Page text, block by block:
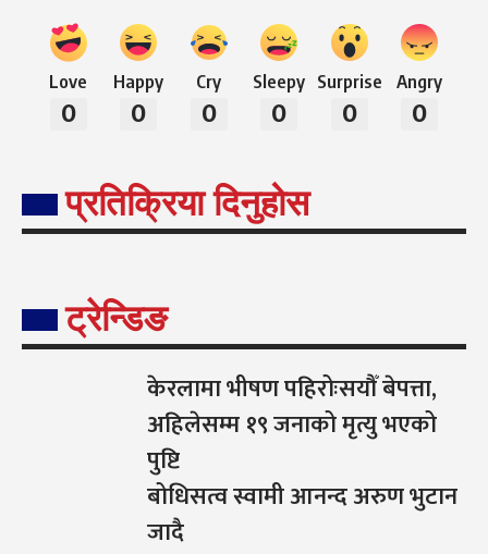
Love
0
Happy
0
Cry
0
Sleepy
0
Surprise
0
Angry
0
प्रतिक्रिया दिनुहोस
ट्रेन्डिङ
केरलामा भीषण पहिरोःसयौँ बेपत्ता,
अहिलेसम्म १९ जनाको मृत्यु भएको
पुष्टि
बोधिसत्व स्वामी आनन्द अरुण भुटान
जादै